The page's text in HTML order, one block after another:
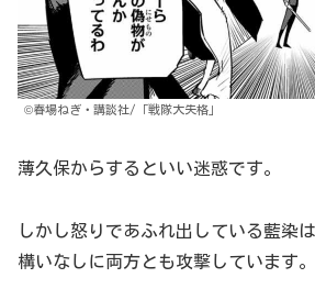
©春場ねぎ・講談社/「戦隊大失格」
薄久保からするといい迷惑です。
しかし怒りであふれ出している藍染
構いなしに両方とも攻撃しています。